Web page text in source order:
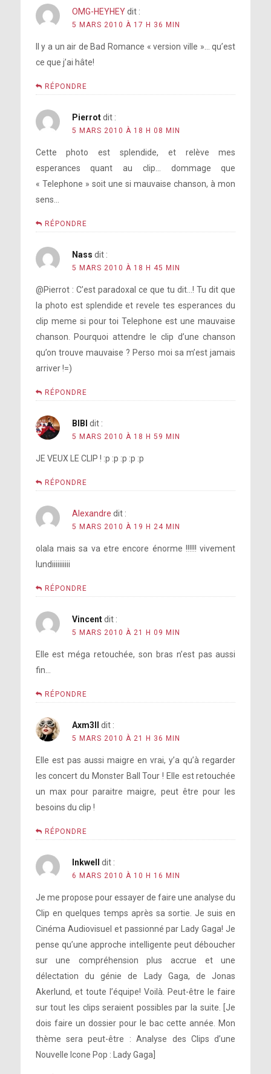
OMG-HEYHEY dit :
5 MARS 2010 À 17 H 36 MIN
Il y a un air de Bad Romance « version ville »… qu’est
ce que j’ai hâte!
RÉPONDRE
Pierrot dit :
5 MARS 2010 À 18 H 08 MIN
Cette photo est splendide, et relève mes
esperances quant au clip… dommage que
« Telephone » soit une si mauvaise chanson, à mon
sens…
RÉPONDRE
Nass dit :
5 MARS 2010 À 18 H 45 MIN
@Pierrot : C’est paradoxal ce que tu dit…! Tu dit que
la photo est splendide et revele tes esperances du
clip meme si pour toi Telephone est une mauvaise
chanson. Pourquoi attendre le clip d’une chanson
qu’on trouve mauvaise ? Perso moi sa m’est jamais
arriver !=)
RÉPONDRE
BIBI dit :
5 MARS 2010 À 18 H 59 MIN
JE VEUX LE CLIP ! :p :p :p :p :p
RÉPONDRE
Alexandre dit :
5 MARS 2010 À 19 H 24 MIN
olala mais sa va etre encore énorme !!!!!! vivement
lundiiiiiiiiii
RÉPONDRE
Vincent dit :
5 MARS 2010 À 21 H 09 MIN
Elle est méga retouchée, son bras n’est pas aussi
fin…
RÉPONDRE
Axm3ll dit :
5 MARS 2010 À 21 H 36 MIN
Elle est pas aussi maigre en vrai, y’a qu’à regarder
les concert du Monster Ball Tour ! Elle est retouchée
un max pour paraitre maigre, peut être pour les
besoins du clip !
RÉPONDRE
Inkwell dit :
6 MARS 2010 À 10 H 16 MIN
Je me propose pour essayer de faire une analyse du
Clip en quelques temps après sa sortie. Je suis en
Cinéma Audiovisuel et passionné par Lady Gaga! Je
pense qu’une approche intelligente peut déboucher
sur une compréhension plus accrue et une
délectation du génie de Lady Gaga, de Jonas
Akerlund, et toute l’équipe! Voilà. Peut-être le faire
sur tout les clips seraient possibles par la suite. [Je
dois faire un dossier pour le bac cette année. Mon
thème sera peut-être : Analyse des Clips d’une
Nouvelle Icone Pop : Lady Gaga]